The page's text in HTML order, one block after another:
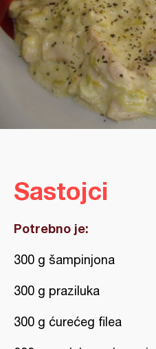
Sastojci
Potrebno je:
300 g šampinjona
300 g praziluka
300 g ćurećeg filea